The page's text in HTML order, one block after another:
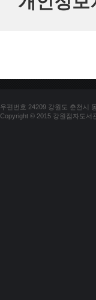
우편번호 24209 강원도 춘천시
Copyright © 2015 강원점자도서